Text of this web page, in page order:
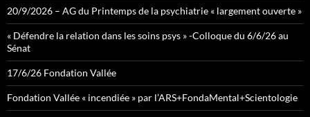
20/9/2026 – AG du Printemps de la psychiatrie « largement ouverte »
« Défendre la relation dans les soins psys » -Colloque du 6/6/26 au
Sénat
17/6/26 Fondation Vallée
Fondation Vallée « incendiée » par l’ARS+FondaMental+Scientologie